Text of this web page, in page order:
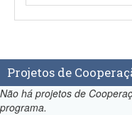
Projetos de
Não há projetos de
programa.